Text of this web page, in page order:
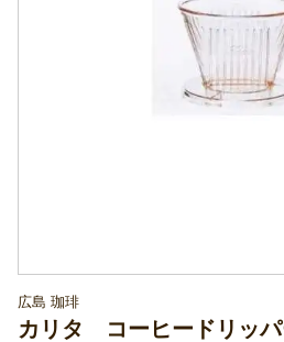
広島 珈琲
カリタ コーヒードリッパ